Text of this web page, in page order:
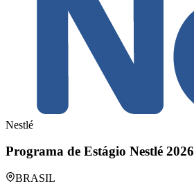
Nestlé
Programa de Estágio Nestlé 2026
BRASIL